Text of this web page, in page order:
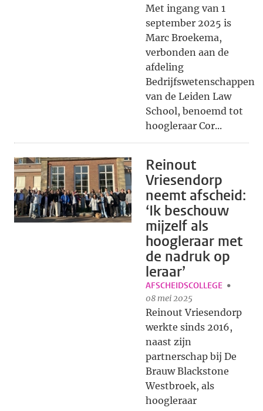
Met ingang van 1
september 2025 is
Marc Broekema,
verbonden aan de
afdeling
Bedrijfswetenschappen
van de Leiden Law
School, benoemd tot
hoogleraar Cor...
Reinout
Vriesendorp
neemt afscheid:
‘Ik beschouw
mijzelf als
hoogleraar met
de nadruk op
leraar’
AFSCHEIDSCOLLEGE
08 mei 2025
Reinout Vriesendorp
werkte sinds 2016,
naast zijn
partnerschap bij De
Brauw Blackstone
Westbroek, als
hoogleraar